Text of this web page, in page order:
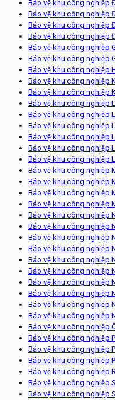
Bảo vệ khu công nghiệp
Bảo vệ khu công nghiệp
Bảo vệ khu công nghiệp
Bảo vệ khu công nghiệp
Bảo vệ khu công nghiệp
Bảo vệ khu công nghiệp
Bảo vệ khu công nghiệp
Bảo vệ khu công nghiệp
Bảo vệ khu công nghiệp
Bảo vệ khu công nghiệp
Bảo vệ khu công nghiệp
Bảo vệ khu công nghiệp
Bảo vệ khu công nghiệp
Bảo vệ khu công nghiệp
Bảo vệ khu công nghiệp
Bảo vệ khu công nghiệp
Bảo vệ khu công nghiệp
Bảo vệ khu công nghiệp
Bảo vệ khu công nghiệp
Bảo vệ khu công nghiệp
Bảo vệ khu công nghiệp
Bảo vệ khu công nghiệp
Bảo vệ khu công nghiệp
Bảo vệ khu công nghiệp
Bảo vệ khu công nghiệp
Bảo vệ khu công nghiệp
Bảo vệ khu công nghiệp
Bảo vệ khu công nghiệp
Bảo vệ khu công nghiệp
Bảo vệ khu công nghiệp
Bảo vệ khu công nghiệp
Bảo vệ khu công nghiệp
Bảo vệ khu công nghiệp
Bảo vệ khu công nghiệp
Bảo vệ khu công nghiệp
Bảo vệ khu công nghiệp